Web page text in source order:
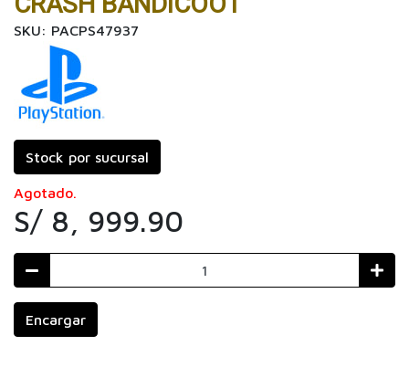
SKU: PACPS47937
Stock por sucursal
Agotado.
S/ 8, 999.90
Encargar